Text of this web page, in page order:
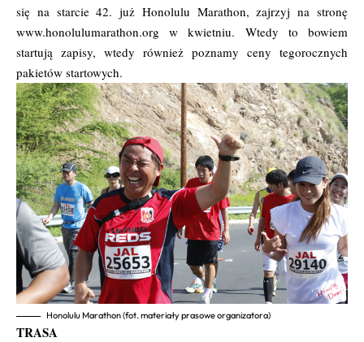
się na starcie 42. już Honolulu Marathon, zajrzyj na stronę
www.honolulumarathon.org w kwietniu. Wtedy to bowiem
startują zapisy, wtedy również poznamy ceny tegorocznych
pakietów startowych.
Honolulu Marathon (fot. materiały prasowe organizatora)
TRASA